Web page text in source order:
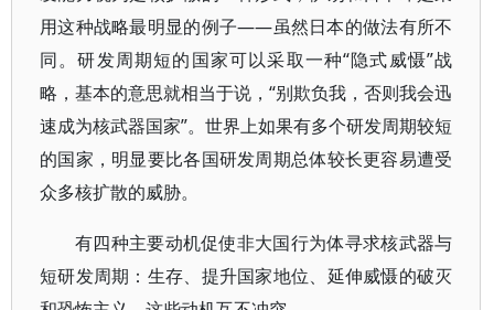
用这种战略最明显的例子——虽然日本的做法有所不
同。研发周期短的国家可以采取一种“隐式威慑”战
略，基本的意思就相当于说，“别欺负我，否则我会迅
速成为核武器国家”。世界上如果有多个研发周期较短
的国家，明显要比各国研发周期总体较长更容易遭受
众多核扩散的威胁。
有四种主要动机促使非大国行为体寻求核武器与
短研发周期：生存、提升国家地位、延伸威慑的破灭